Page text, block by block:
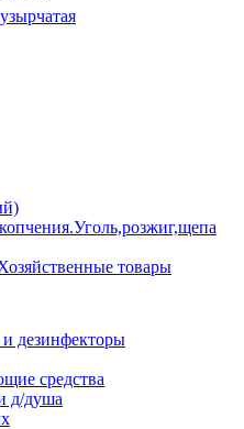
Уголь,розжиг,щепа
товары
дезинфекторы
средства
д/душа